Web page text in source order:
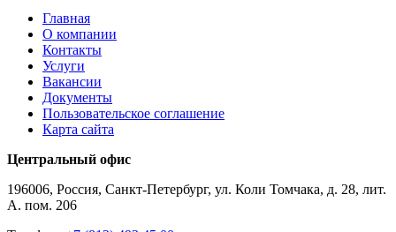
Главная
О компании
Контакты
Услуги
Вакансии
Документы
Пользовательское соглашение
Карта сайта
Центральный офис
196006, Россия, Санкт-Петербург, ул. Коли Томчака, д. 28, лит.
А. пом. 206